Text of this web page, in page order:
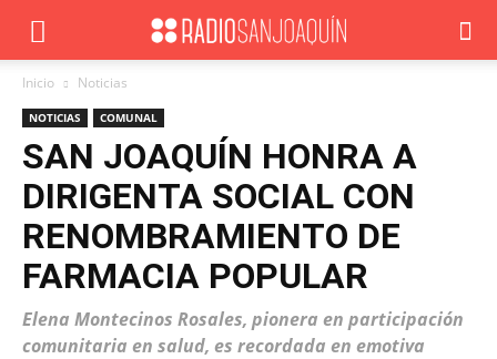
Inicio Noticias
NOTICIAS COMUNAL
SAN JOAQUÍN HONRA A
DIRIGENTA SOCIAL CON
RENOMBRAMIENTO DE
FARMACIA POPULAR
Elena Montecinos Rosales, pionera en participación
comunitaria en salud, es recordada en emotiva